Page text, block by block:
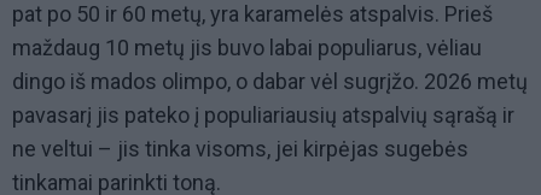
pat po 50 ir 60 metų, yra karamelės atspalvis. Prieš
maždaug 10 metų jis buvo labai populiarus, vėliau
dingo iš mados olimpo, o dabar vėl sugrįžo. 2026 metų
pavasarį jis pateko į populiariausių atspalvių sąrašą ir
ne veltui – jis tinka visoms, jei kirpėjas sugebės
tinkamai parinkti toną.